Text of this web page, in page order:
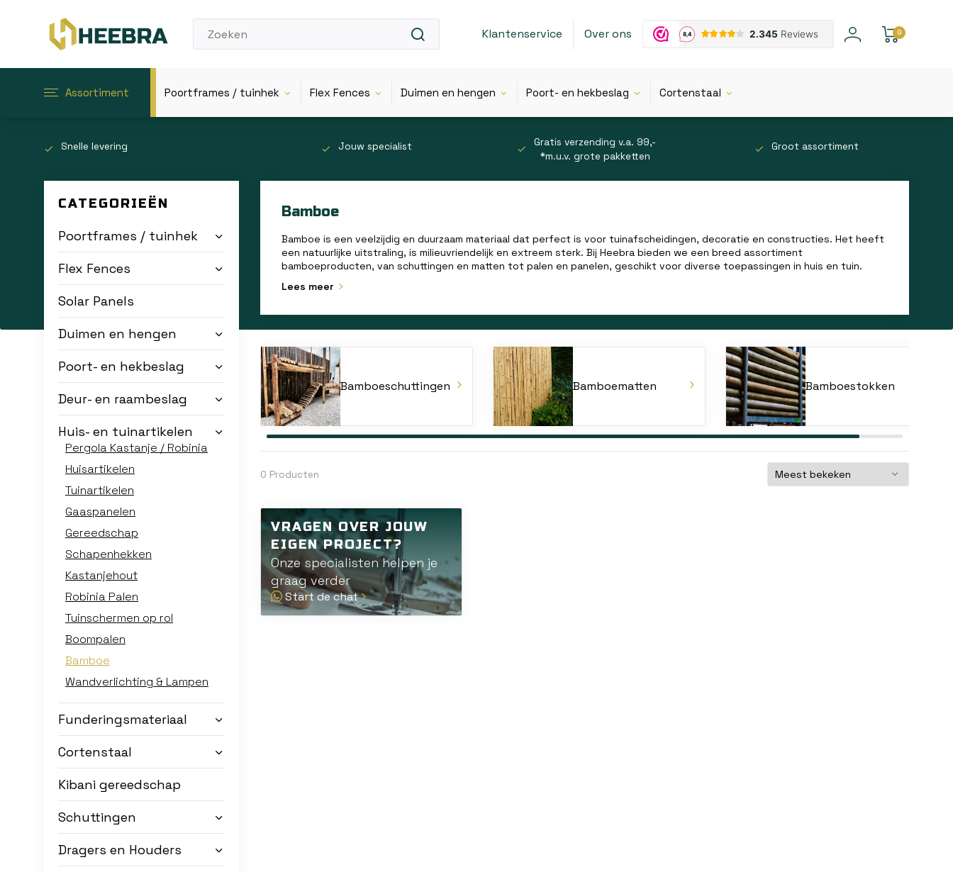
Klantenservice Over ons 0
Assortiment Poortframes / tuinhek Flex Fences Duimen en hengen Poort- en hekbeslag Cortenstaal
Snelle levering Jouw specialist
Gratis verzending v.a. 99,-
*m.u.v. grote pakketten
Groot assortiment
CATEGORIEËN
Poortframes / tuinhek
Flex Fences
Solar Panels
Duimen en hengen
Poort- en hekbeslag
Deur- en raambeslag
Huis- en tuinartikelen
Pergola Kastanje / Robinia
Huisartikelen
Tuinartikelen
Gaaspanelen
Gereedschap
Schapenhekken
Kastanjehout
Robinia Palen
Tuinschermen op rol
Boompalen
Bamboe
Wandverlichting & Lampen
Funderingsmateriaal
Cortenstaal
Kibani gereedschap
Schuttingen
Dragers en Houders
Bamboe
Bamboe is een veelzijdig en duurzaam materiaal dat perfect is voor tuinafscheidingen, decoratie en constructies. Het heeft
een natuurlijke uitstraling, is milieuvriendelijk en extreem sterk. Bij Heebra bieden we een breed assortiment
bamboeproducten, van schuttingen en matten tot palen en panelen, geschikt voor diverse toepassingen in huis en tuin.
Lees meer
Bamboeschuttingen Bamboematten Bamboestokken
0 Producten
VRAGEN OVER JOUW
EIGEN PROJECT?
Onze specialisten helpen je
graag verder
Start de chat